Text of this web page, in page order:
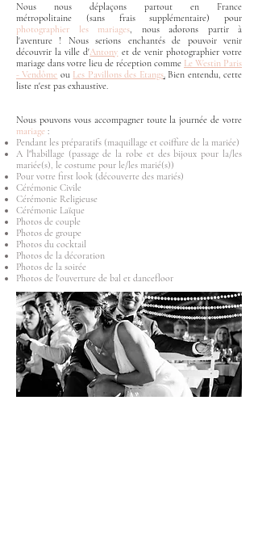
Nous nous déplaçons partout en France
métropolitaine (sans frais supplémentaire) pour
photographier les mariages, nous adorons partir à
l'aventure ! Nous serions enchantés de pouvoir venir
découvrir la ville d'Antony et de venir photographier votre
mariage dans votre lieu de réception comme Le Westin Paris
- Vendôme ou Les Pavillons des Etangs.Bien entendu, cette
liste n'est pas exhaustive.
Nous pouvons vous accompagner toute la journée de votre
mariage :
Pendant les préparatifs (maquillage et coiffure de la mariée)
A l"habillage (passage de la robe et des bijoux pour la/les
mariée(s), le costume pour le/les marié(s))
Pour votre first look (découverte des mariés)
Cérémonie Civile
Cérémonie Religieuse
Cérémonie Laïque
Photos de couple
Photos de groupe
Photos du cocktail
Photos de la décoration
Photos de la soirée
Photos de l'ouverture de bal et dancefloor